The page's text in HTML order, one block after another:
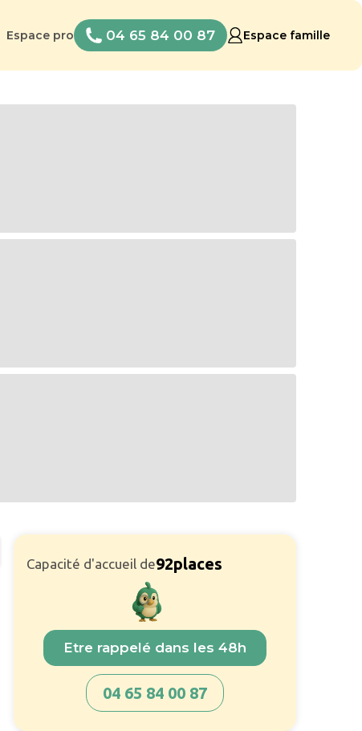
Espace pro 04 65 84 00 87 Espace famille
Capacité d'accueil de92places
Etre rappelé dans les 48h
04 65 84 00 87